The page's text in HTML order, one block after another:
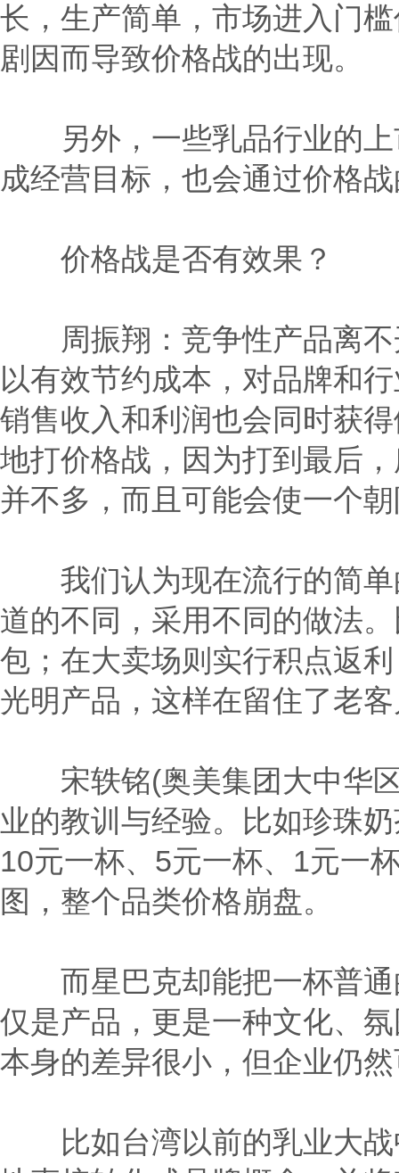
长，生产简单，市场进入门
剧因而导致价格战的出现。
另外，一些乳品行业的上
成经营目标，也会通过价格
价格战是否有效果？
周振翔：竞争性产品离不
以有效节约成本，对品牌和
销售收入和利润也会同时获
地打价格战，因为打到最后
并不多，而且可能会使一个
我们认为现在流行的简单
道的不同，采用不同的做法
包；在大卖场则实行积点返
光明产品，这样在留住了老
宋轶铭(奥美集团大中华区
业的教训与经验。比如珍珠
10元一杯、5元一杯、1元一
图，整个品类价格崩盘。
而星巴克却能把一杯普通
仅是产品，更是一种文化、
本身的差异很小，但企业仍
比如台湾以前的乳业大战